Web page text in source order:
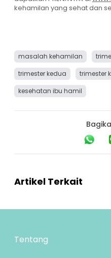
kehamilan yang sehat dan
masalah kehamilan
trimester kedua
trimester
kesehatan ibu hamil
Artikel Terkait
Tentang